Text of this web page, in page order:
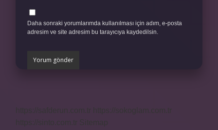
Daha sonraki yorumlarımda kullanılması için adım, e-posta
adresim ve site adresim bu tarayıcıya kaydedilsin.